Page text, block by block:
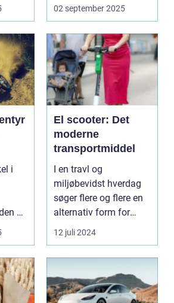
Et go...
02 september 2025
i
på
El scooter: Det
moderne
transportmiddel
I en travl og
miljøbevidst hverdag
søger flere og flere en
alternativ form for
transport. El scooter...
12 juli 2024